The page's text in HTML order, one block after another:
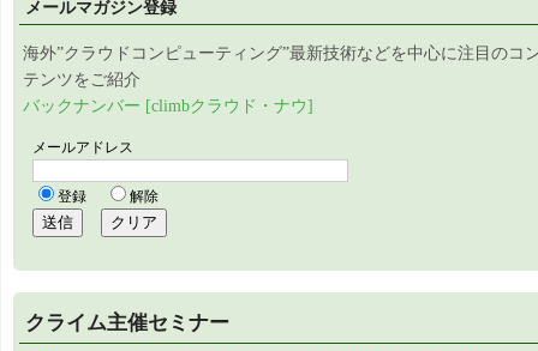
メールマガジン登録
海外”クラウドコンピューティング”最新技術などを中心に注目のコ
テンツをご紹介
バックナンバー [climbクラウド・ナウ]
クライム主催セミナー